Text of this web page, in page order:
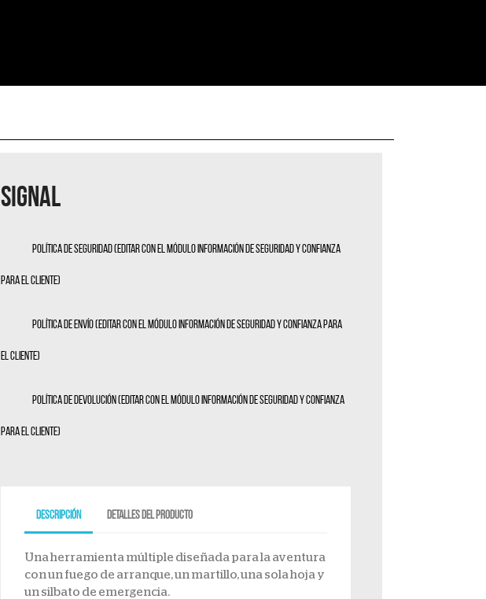
SIGNAL
Política de seguridad (editar con el módulo Información de seguridad y confianza
para el cliente)
Política de envío (editar con el módulo Información de seguridad y confianza para
el cliente)
Política de devolución (editar con el módulo Información de seguridad y confianza
para el cliente)
Descripción Detalles del producto
Una herramienta múltiple diseñada para la aventura
con un fuego de arranque, un martillo, una sola hoja y
un silbato de emergencia.